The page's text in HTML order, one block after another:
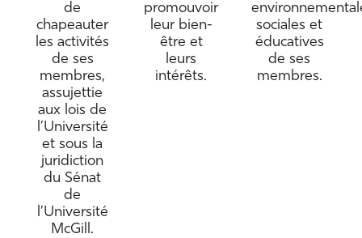
de
chapeauter
les activités
de ses
membres,
assujettie
aux lois de
l’Université
et sous la
juridiction
du Sénat
de
l’Université
McGill.
promouvoir
leur bien-
être et
leurs
intérêts.
sociales et
éducatives
de ses
membres.